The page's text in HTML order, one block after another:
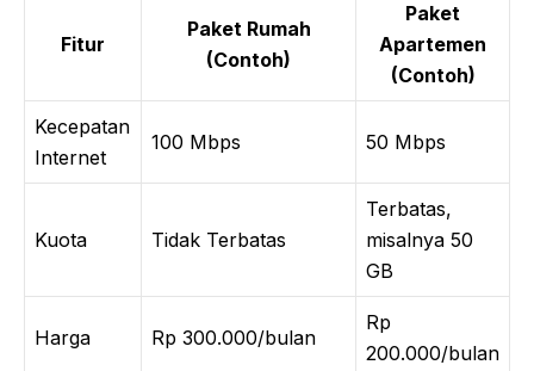
Fitur
Paket Rumah
(Contoh)
Paket
Apartemen
(Contoh)
Kecepatan
Internet
100 Mbps 50 Mbps
Kuota Tidak Terbatas
Terbatas,
misalnya 50
GB
Harga Rp 300.000/bulan
Rp
200.000/bulan